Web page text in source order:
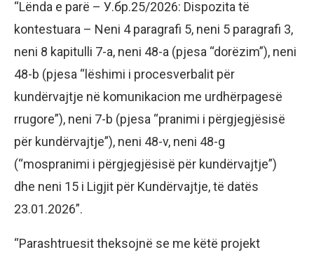
“Lënda e parë – У.бр.25/2026: Dispozita të
kontestuara – Neni 4 paragrafi 5, neni 5 paragrafi 3,
neni 8 kapitulli 7-a, neni 48-a (pjesa “dorëzim”), neni
48-b (pjesa “lëshimi i procesverbalit për
kundërvajtje në komunikacion me urdhërpagesë
rrugore”), neni 7-b (pjesa “pranimi i përgjegjësisë
për kundërvajtje”), neni 48-v, neni 48-g
(“mospranimi i përgjegjësisë për kundërvajtje”)
dhe neni 15 i Ligjit për Kundërvajtje, të datës
23.01.2026”.
“Parashtruesit theksojnë se me këtë projekt